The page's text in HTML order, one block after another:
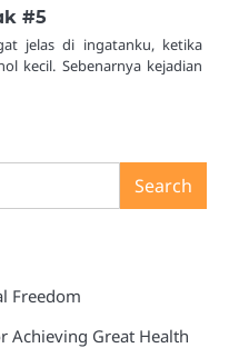
#5
jelas di ingatanku, ketika
kecil. Sebenarnya kejadian
Search
Freedom
Achieving Great Health